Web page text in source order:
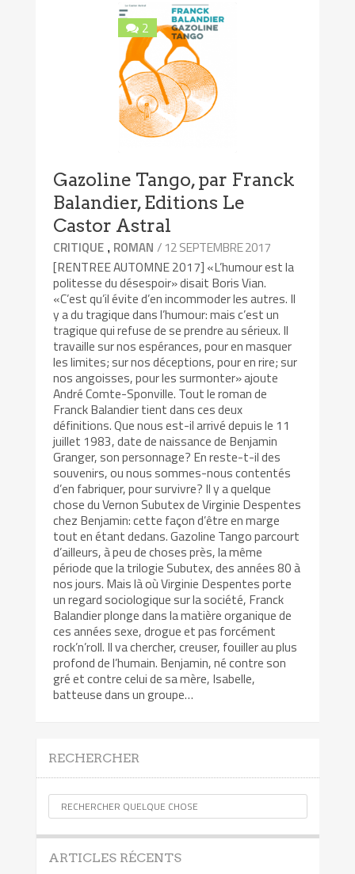
2
Gazoline Tango, par Franck
Balandier, Editions Le
Castor Astral
CRITIQUE , ROMAN / 12 SEPTEMBRE 2017
[RENTREE AUTOMNE 2017] «L’humour est la
politesse du désespoir» disait Boris Vian.
«C’est qu’il évite d’en incommoder les autres. Il
y a du tragique dans l’humour: mais c’est un
tragique qui refuse de se prendre au sérieux. Il
travaille sur nos espérances, pour en masquer
les limites; sur nos déceptions, pour en rire; sur
nos angoisses, pour les surmonter» ajoute
André Comte-Sponville. Tout le roman de
Franck Balandier tient dans ces deux
définitions. Que nous est-il arrivé depuis le 11
juillet 1983, date de naissance de Benjamin
Granger, son personnage? En reste-t-il des
souvenirs, ou nous sommes-nous contentés
d’en fabriquer, pour survivre? Il y a quelque
chose du Vernon Subutex de Virginie Despentes
chez Benjamin: cette façon d’être en marge
tout en étant dedans. Gazoline Tango parcourt
d’ailleurs, à peu de choses près, la même
période que la trilogie Subutex, des années 80 à
nos jours. Mais là où Virginie Despentes porte
un regard sociologique sur la société, Franck
Balandier plonge dans la matière organique de
ces années sexe, drogue et pas forcément
rock’n’roll. Il va chercher, creuser, fouiller au plus
profond de l’humain. Benjamin, né contre son
gré et contre celui de sa mère, Isabelle,
batteuse dans un groupe…
RECHERCHER
ARTICLES RÉCENTS